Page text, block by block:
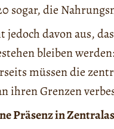
sogar, die
jedoch davon aus,
bleiben
müssen die
ihren Grenzen
Präsenz in